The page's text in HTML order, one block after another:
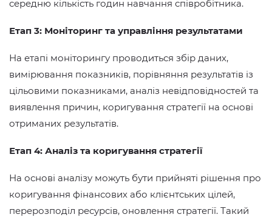
середню кількість годин навчання співробітника.
Етап 3: Моніторинг та управління результатами
На етапі моніторингу проводиться збір даних,
вимірювання показників, порівняння результатів із
цільовими показниками, аналіз невідповідностей та
виявлення причин, коригування стратегії на основі
отриманих результатів.
Етап 4: Аналіз та коригування стратегії
На основі аналізу можуть бути прийняті рішення про
коригування фінансових або клієнтських цілей,
перерозподіл ресурсів, оновлення стратегії. Такий